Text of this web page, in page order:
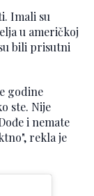
Imali su
u američkoj
bili prisutni
godine
ste. Nije
i nemate
rekla je